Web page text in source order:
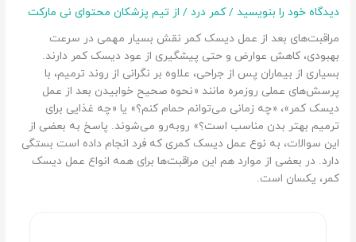
دیدگاه‌ خود را بنویسید /کمر درد / از تیم پزشکان محتوای نی مارکت
مراقبت‌های بعد از عمل دیسک کمر نقش بسیار مهمی در سرعت
بهبودی، کاهش عوارض و حتی پیشگیری از عود دیسک کمر دارند.
بسیاری از بیماران پس از جراحی، علاوه بر نگرانی از روند ترمیم، با
پرسش‌های عملی روزمره مانند «نحوه صحیح خوابیدن بعد از عمل
دیسک کمر»، «چه زمانی می‌توانم حمام کنم؟» یا «چه غذایی برای
ترمیم بهتر بدن مناسب است؟» روبه‌رو می‌شوند. پاسخ به بعضی از
این سوالات، به نوع عمل دیسک کمری که فرد انجام داده است بستگی
دارد. در بعضی از موارد هم این مراقبت‌ها برای همه انواع عمل دیسک
کمر، یکسان است.